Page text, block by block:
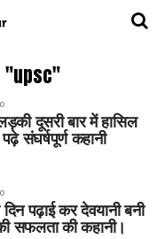
"upsc"
दूसरी बार में हासिल
संघर्षपूर्ण कहानी
पढ़ाई कर देवयानी बनी
सफलता की कहानी।